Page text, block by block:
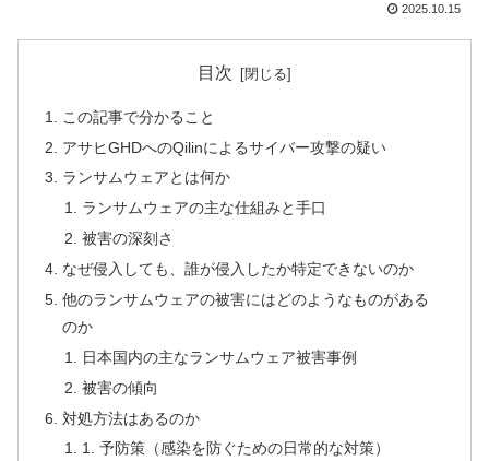
2025.10.15
目次
この記事で分かること
アサヒGHDへのQilinによるサイバー攻撃の疑い
ランサムウェアとは何か
ランサムウェアの主な仕組みと手口
被害の深刻さ
なぜ侵入しても、誰が侵入したか特定できないのか
他のランサムウェアの被害にはどのようなものがある
のか
日本国内の主なランサムウェア被害事例
被害の傾向
対処方法はあるのか
1. 予防策（感染を防ぐための日常的な対策）